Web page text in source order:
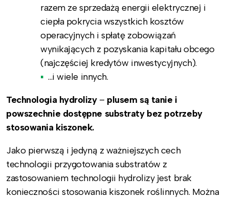
razem ze sprzedażą energii elektrycznej i
ciepła pokrycia wszystkich kosztów
operacyjnych i spłatę zobowiązań
wynikających z pozyskania kapitału obcego
(najczęściej kredytów inwestycyjnych).
…i wiele innych.
Technologia hydrolizy – plusem są tanie i
powszechnie dostępne substraty bez potrzeby
stosowania kiszonek.
Jako pierwszą i jedyną z ważniejszych cech
technologii przygotowania substratów z
zastosowaniem technologii hydrolizy jest brak
konieczności stosowania kiszonek roślinnych. Można